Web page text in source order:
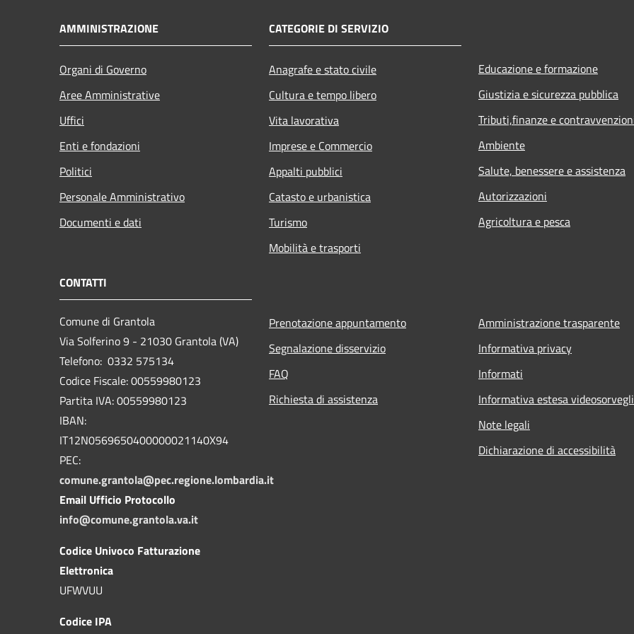
AMMINISTRAZIONE
Organi di Governo
Aree Amministrative
Uffici
Enti e fondazioni
Politici
Personale Amministrativo
Documenti e dati
CATEGORIE DI SERVIZIO
Anagrafe e stato civile
Cultura e tempo libero
Vita lavorativa
Imprese e Commercio
Appalti pubblici
Catasto e urbanistica
Turismo
Mobilità e trasporti
Educazione e formazione
Giustizia e sicurezza pubblica
Tributi,finanze e
Ambiente
Salute, benessere e assistenza
Autorizzazioni
Agricoltura e pesca
CONTATTI
Comune di Grantola
Via Solferino 9 - 21030 Grantola (VA)
Telefono: 0332 575134
Codice Fiscale: 00559980123
Partita IVA: 00559980123
IBAN:
IT12N0569650400000021140X94
PEC:
comune.grantola@pec.regione.lombardia.it
Email Ufficio Protocollo
info@comune.grantola.va.it
Codice Univoco Fatturazione
Elettronica
UFWVUU
Codice IPA
Prenotazione appuntamento
Segnalazione disservizio
FAQ
Richiesta di assistenza
Amministrazione trasparente
Informativa privacy
Informati
Informativa estesa
Note legali
Dichiarazione di accessibilità